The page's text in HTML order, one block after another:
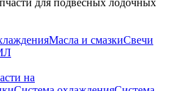
для подвесных лодочных
Масла и смазкиСвечи
на